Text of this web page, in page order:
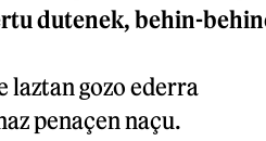
dutenek, behin-
laztan gozo ederra
penaçen naçu.